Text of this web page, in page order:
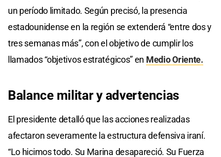
un período limitado. Según precisó, la presencia
estadounidense en la región se extenderá “entre dos y
tres semanas más”, con el objetivo de cumplir los
llamados “objetivos estratégicos” en Medio Oriente.
Balance militar y advertencias
El presidente detalló que las acciones realizadas
afectaron severamente la estructura defensiva iraní.
“Lo hicimos todo. Su Marina desapareció. Su Fuerza